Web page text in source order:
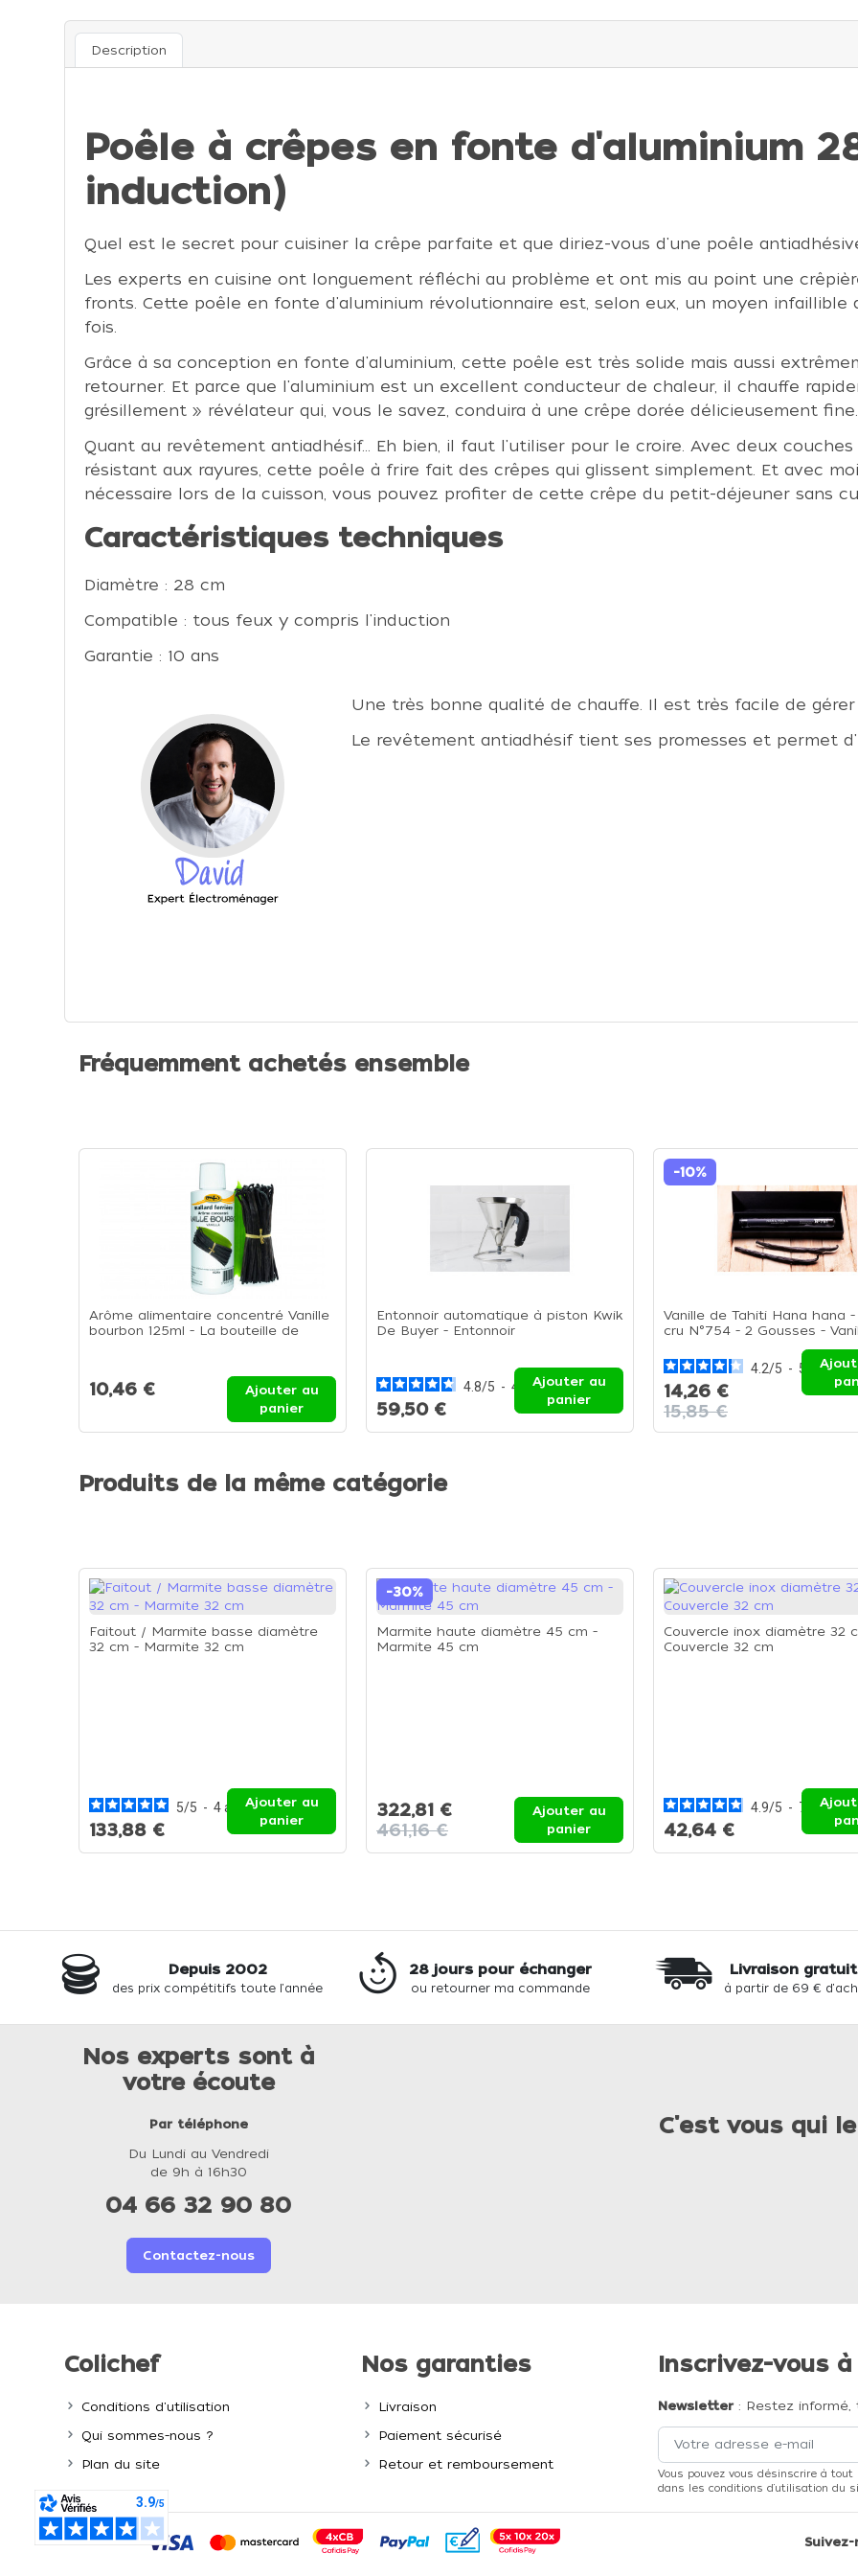
Description
Poêle à crêpes en fonte d'aluminium
induction)
Quel est le secret pour cuisiner la crêpe parfaite et que diriez-vous d'une poêle
Les experts en cuisine ont longuement réfléchi au problème et ont mis au point une
fronts. Cette poêle en fonte d'aluminium révolutionnaire est, selon eux, un moyen infaillible
fois.
Grâce à sa conception en fonte d'aluminium, cette poêle est très solide mais aussi
retourner. Et parce que l'aluminium est un excellent conducteur de chaleur, il chauffe
grésillement » révélateur qui, vous le savez, conduira à une crêpe dorée délicieusement fine.
Quant au revêtement antiadhésif… Eh bien, il faut l'utiliser pour le croire. Avec deux
résistant aux rayures, cette poêle à frire fait des crêpes qui glissent simplement. Et avec
nécessaire lors de la cuisson, vous pouvez profiter de cette crêpe du petit-déjeuner sans
Caractéristiques techniques
Diamètre : 28 cm
Compatible : tous feux y compris l'induction
Garantie : 10 ans
Une très bonne qualité de chauffe. Il est très facile de
Le revêtement antiadhésif tient ses promesses et permet
Fréquemment achetés ensemble
Arôme alimentaire concentré Vanille
bourbon 125ml - La bouteille de
10,46 €
Ajouter au
panier
Entonnoir automatique à piston Kwik
De Buyer - Entonnoir
4.8/5 - 4 avis
59,50 €
Ajouter au
panier
-10%
Vanille de Tahiti Hana hana -
cru N°754 - 2 Gousses -
4.2/5 - 5 avis
14,26 €
15,85 €
Produits de la même catégorie
Faitout / Marmite basse diamètre
32 cm - Marmite 32 cm
5/5 - 4avis
133,88 €
Ajouter au
panier
-30%
Marmite haute diamètre 45 cm -
Marmite 45 cm
322,81 €
461,16 €
Ajouter au
panier
Couvercle inox diamètre 32
Couvercle 32 cm
4.9/5 - 7 avis
42,64 €
Depuis 2002
des prix compétitifs toute l'année
28 jours pour échanger
ou retourner ma commande
Livraison
à partir de 69 €
Nos experts sont à
votre écoute
Par téléphone
Du Lundi au Vendredi
de 9h à 16h30
04 66 32 90 80
Contactez-nous
C'est vous qui
Colichef
Conditions d'utilisation
Qui sommes-nous ?
Plan du site
Nos garanties
Livraison
Paiement sécurisé
Retour et remboursement
Inscrivez-vous
Newsletter: Restez informé,
Vous pouvez vous désinscrire à
dans les conditions d'utilisation du
Suivez-